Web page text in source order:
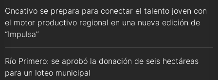
Oncativo se prepara para conectar el talento joven con
el motor productivo regional en una nueva edición de
“Impulsa”
Río Primero: se aprobó la donación de seis hectáreas
para un loteo municipal